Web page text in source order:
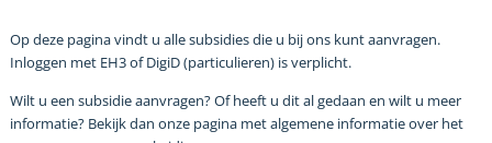
Op deze pagina vindt u alle subsidies die u bij ons kunt aanvragen.
Inloggen met EH3 of DigiD (particulieren) is verplicht.
Wilt u een subsidie aanvragen? Of heeft u dit al gedaan en wilt u meer
informatie? Bekijk dan onze pagina met algemene informatie over het